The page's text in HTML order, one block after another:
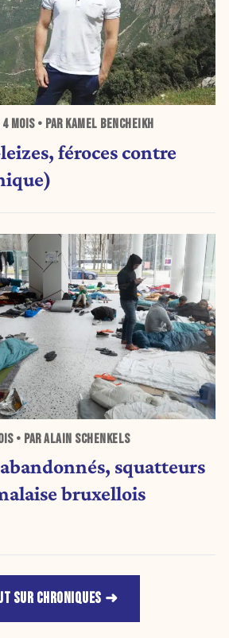
4 MOIS• PAR KAMEL BENCHEIKH
féroces contre
• PAR ALAIN SCHENKELS
squatteurs
bruxellois
SUR CHRONIQUES